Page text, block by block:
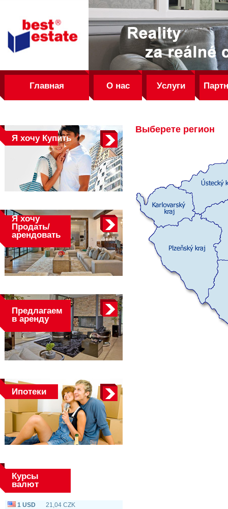
best
estate
Главная О нас Услуги
Я хочуКупить
Я хочу
Продать/
арендовать
Предлагаем
в аренду
Ипотеки
Курсы
валют
1 USD
21,04 CZK
Выберете регион